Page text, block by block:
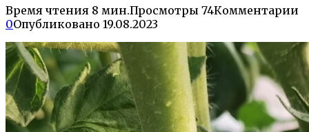
Время чтения 8 мин.Просмотры 74Комментарии
0Опубликовано 19.08.2023